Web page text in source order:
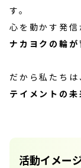
す。
心を動かす発信
ナカヨクの輪が
だから私たち
テイメントの未
活動イメー